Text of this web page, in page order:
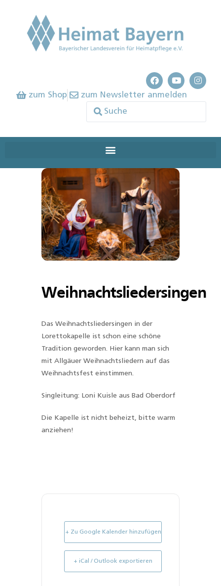
zum Shop zum Newsletter anmelden
Weihnachtsliedersingen
Das Weihnachtsliedersingen in der
Lorettokapelle ist schon eine schöne
Tradition geworden. Hier kann man sich
mit Allgäuer Weihnachtsliedern auf das
Weihnachtsfest einstimmen.
Singleitung: Loni Kuisle aus Bad Oberdorf
Die Kapelle ist nicht beheizt, bitte warm
anziehen!
+ Zu Google Kalender hinzufügen
+ iCal / Outlook exportieren